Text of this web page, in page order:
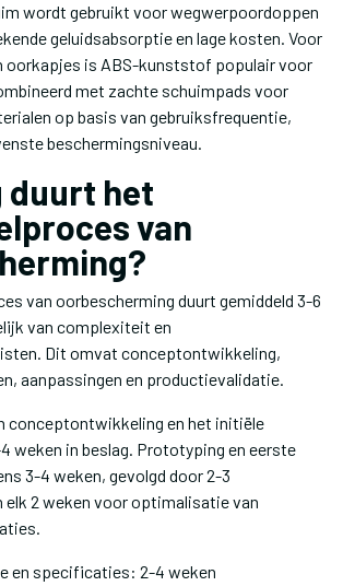
wordt gebruikt voor wegwerpoordoppen
geluidsabsorptie en lage kosten. Voor
oorkapjes is ABS-kunststof populair voor
met zachte schuimpads voor
op basis van gebruiksfrequentie,
beschermingsniveau.
duurt het
van
van oorbescherming duurt gemiddeld 3-6
van complexiteit en
Dit omvat conceptontwikkeling,
aanpassingen en productievalidatie.
conceptontwikkeling en het initiële
weken in beslag. Prototyping en eerste
3-4 weken, gevolgd door 2-3
elk 2 weken voor optimalisatie van
en specificaties: 2-4 weken